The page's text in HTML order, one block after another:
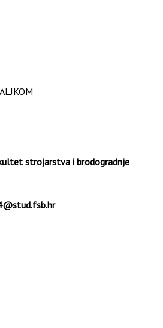
strojarstva i brodogradnje